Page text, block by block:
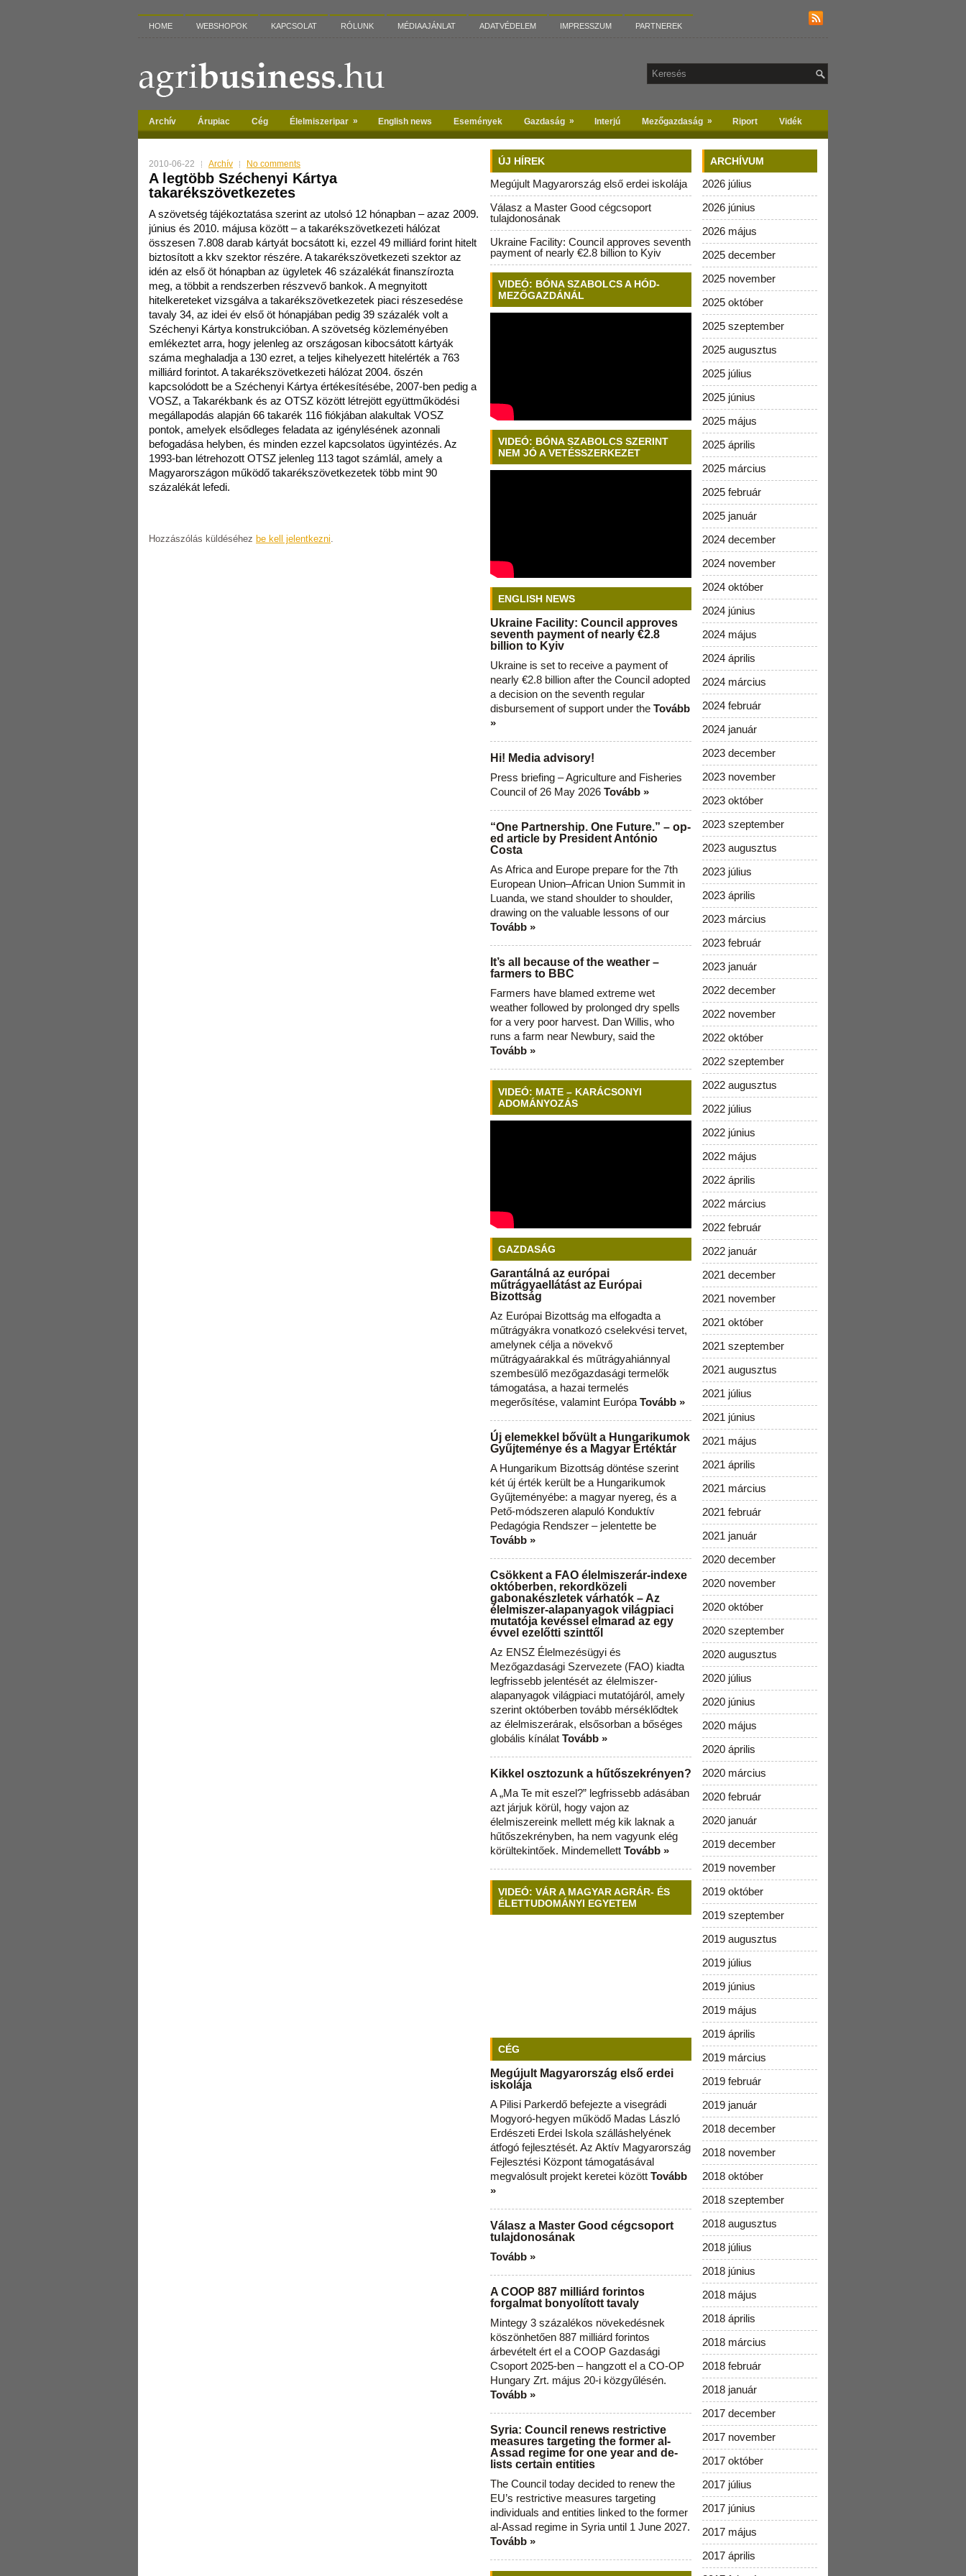
HOME WEBSHOPOK KAPCSOLAT RÓLUNK MÉDIAAJÁNLAT ADATVÉDELEM IMPRESSZUM PARTNEREK
Archív Árupiac Cég Élelmiszeripar » English news Események Gazdaság » Interjú Mezőgazdaság » Riport Vidék
2010-06-22 Archív No comments
A legtöbb Széchenyi Kártya
takarékszövetkezetes
A szövetség tájékoztatása szerint az utolsó 12 hónapban – azaz 2009.
június és 2010. májusa között – a takarékszövetkezeti hálózat
összesen 7.808 darab kártyát bocsátott ki, ezzel 49 milliárd forint hitelt
biztosított a kkv szektor részére. A takarékszövetkezeti szektor az
idén az első öt hónapban az ügyletek 46 százalékát finanszírozta
meg, a többit a rendszerben részvevő bankok. A megnyitott
hitelkereteket vizsgálva a takarékszövetkezetek piaci részesedése
tavaly 34, az idei év első öt hónapjában pedig 39 százalék volt a
Széchenyi Kártya konstrukcióban. A szövetség közleményében
emlékeztet arra, hogy jelenleg az országosan kibocsátott kártyák
száma meghaladja a 130 ezret, a teljes kihelyezett hitelérték a 763
milliárd forintot. A takarékszövetkezeti hálózat 2004. őszén
kapcsolódott be a Széchenyi Kártya értékesítésébe, 2007-ben pedig a
VOSZ, a Takarékbank és az OTSZ között létrejött együttműködési
megállapodás alapján 66 takarék 116 fiókjában alakultak VOSZ
pontok, amelyek elsődleges feladata az igénylésének azonnali
befogadása helyben, és minden ezzel kapcsolatos ügyintézés. Az
1993-ban létrehozott OTSZ jelenleg 113 tagot számlál, amely a
Magyarországon működő takarékszövetkezetek több mint 90
százalékát lefedi.
Hozzászólás küldéséhez be kell jelentkezni.
ÚJ HÍREK
Megújult Magyarország első erdei iskolája
Válasz a Master Good cégcsoport
tulajdonosának
Ukraine Facility: Council approves seventh
payment of nearly €2.8 billion to Kyiv
VIDEÓ: BÓNA SZABOLCS A HÓD-
MEZŐGAZDÁNÁL
VIDEÓ: BÓNA SZABOLCS SZERINT
NEM JÓ A VETÉSSZERKEZET
ENGLISH NEWS
Ukraine Facility: Council approves
seventh payment of nearly €2.8
billion to Kyiv
Ukraine is set to receive a payment of
nearly €2.8 billion after the Council adopted
a decision on the seventh regular
disbursement of support under the Tovább
»
Hi! Media advisory!
Press briefing – Agriculture and Fisheries
Council of 26 May 2026 Tovább »
“One Partnership. One Future.” – op-
ed article by President António
Costa
As Africa and Europe prepare for the 7th
European Union–African Union Summit in
Luanda, we stand shoulder to shoulder,
drawing on the valuable lessons of our
Tovább »
It’s all because of the weather –
farmers to BBC
Farmers have blamed extreme wet
weather followed by prolonged dry spells
for a very poor harvest. Dan Willis, who
runs a farm near Newbury, said the
Tovább »
VIDEÓ: MATE – KARÁCSONYI
ADOMÁNYOZÁS
GAZDASÁG
Garantálná az európai
műtrágyaellátást az Európai
Bizottság
Az Európai Bizottság ma elfogadta a
műtrágyákra vonatkozó cselekvési tervet,
amelynek célja a növekvő
műtrágyaárakkal és műtrágyahiánnyal
szembesülő mezőgazdasági termelők
támogatása, a hazai termelés
megerősítése, valamint Európa Tovább »
Új elemekkel bővült a Hungarikumok
Gyűjteménye és a Magyar Értéktár
A Hungarikum Bizottság döntése szerint
két új érték került be a Hungarikumok
Gyűjteményébe: a magyar nyereg, és a
Pető-módszeren alapuló Konduktív
Pedagógia Rendszer – jelentette be
Tovább »
Csökkent a FAO élelmiszerár-indexe
októberben, rekordközeli
gabonakészletek várhatók – Az
élelmiszer-alapanyagok világpiaci
mutatója kevéssel elmarad az egy
évvel ezelőtti szinttől
Az ENSZ Élelmezésügyi és
Mezőgazdasági Szervezete (FAO) kiadta
legfrissebb jelentését az élelmiszer-
alapanyagok világpiaci mutatójáról, amely
szerint októberben tovább mérséklődtek
az élelmiszerárak, elsősorban a bőséges
globális kínálat Tovább »
Kikkel osztozunk a hűtőszekrényen?
A „Ma Te mit eszel?” legfrissebb adásában
azt járjuk körül, hogy vajon az
élelmiszereink mellett még kik laknak a
hűtőszekrényben, ha nem vagyunk elég
körültekintőek. Mindemellett Tovább »
VIDEÓ: VÁR A MAGYAR AGRÁR- ÉS
ÉLETTUDOMÁNYI EGYETEM
CÉG
Megújult Magyarország első erdei
iskolája
A Pilisi Parkerdő befejezte a visegrádi
Mogyoró-hegyen működő Madas László
Erdészeti Erdei Iskola szálláshelyének
átfogó fejlesztését. Az Aktív Magyarország
Fejlesztési Központ támogatásával
megvalósult projekt keretei között Tovább
»
Válasz a Master Good cégcsoport
tulajdonosának
Tovább »
A COOP 887 milliárd forintos
forgalmat bonyolított tavaly
Mintegy 3 százalékos növekedésnek
köszönhetően 887 milliárd forintos
árbevételt ért el a COOP Gazdasági
Csoport 2025-ben – hangzott el a CO-OP
Hungary Zrt. május 20-i közgyűlésén.
Tovább »
Syria: Council renews restrictive
measures targeting the former al-
Assad regime for one year and de-
lists certain entities
The Council today decided to renew the
EU’s restrictive measures targeting
individuals and entities linked to the former
al-Assad regime in Syria until 1 June 2027.
Tovább »
ARCHÍVUM
2026 július
2026 június
2026 május
2025 december
2025 november
2025 október
2025 szeptember
2025 augusztus
2025 július
2025 június
2025 május
2025 április
2025 március
2025 február
2025 január
2024 december
2024 november
2024 október
2024 június
2024 május
2024 április
2024 március
2024 február
2024 január
2023 december
2023 november
2023 október
2023 szeptember
2023 augusztus
2023 július
2023 április
2023 március
2023 február
2023 január
2022 december
2022 november
2022 október
2022 szeptember
2022 augusztus
2022 július
2022 június
2022 május
2022 április
2022 március
2022 február
2022 január
2021 december
2021 november
2021 október
2021 szeptember
2021 augusztus
2021 július
2021 június
2021 május
2021 április
2021 március
2021 február
2021 január
2020 december
2020 november
2020 október
2020 szeptember
2020 augusztus
2020 július
2020 június
2020 május
2020 április
2020 március
2020 február
2020 január
2019 december
2019 november
2019 október
2019 szeptember
2019 augusztus
2019 július
2019 június
2019 május
2019 április
2019 március
2019 február
2019 január
2018 december
2018 november
2018 október
2018 szeptember
2018 augusztus
2018 július
2018 június
2018 május
2018 április
2018 március
2018 február
2018 január
2017 december
2017 november
2017 október
2017 július
2017 június
2017 május
2017 április